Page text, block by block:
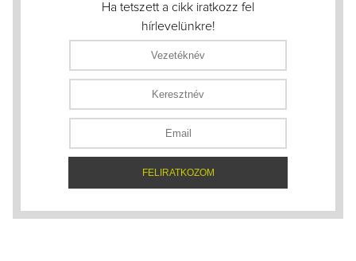
Ha tetszett a cikk iratkozz fel
hírlevelünkre!